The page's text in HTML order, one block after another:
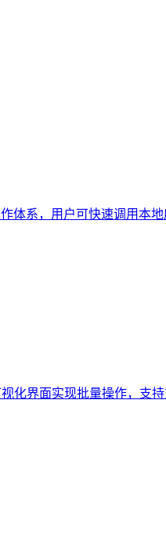
体系，用户可快速调用本
化界面实现批量操作，支